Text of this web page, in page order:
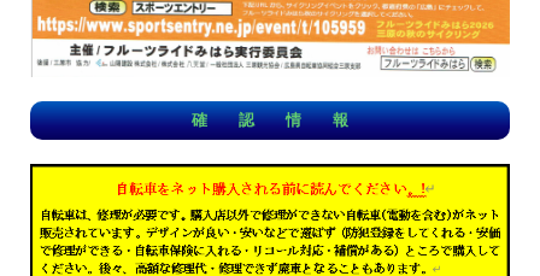
確 認 情 報